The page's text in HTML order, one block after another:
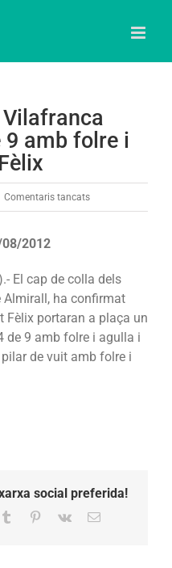
9 amb folre i
Comentaris tancatsa
Vilafranca
anuncien
un
3
de
Sant
2012
El cap de colla dels
Almirall, ha confirmat
Fèlix portaran a plaça un
de 9 amb folre i agulla i
pilar de vuit amb folre i
social preferida!
Tumblr Pinterest
Vk Email: